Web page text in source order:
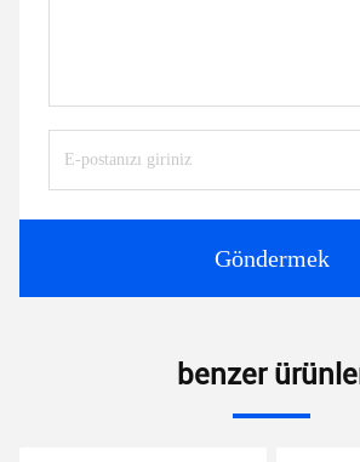
Göndermek
benzer